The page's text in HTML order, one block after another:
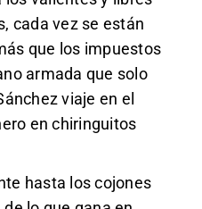
cada vez se están
que los impuestos
armada que solo
viaje en el
en chiringuitos
hasta los cojones